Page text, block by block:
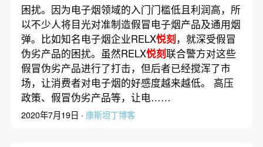
困扰。因为电子烟领域的入门门槛低且利润高，所
以不少人将目光对准制造假冒电子烟产品及通用烟
弹。比如知名电子烟企业RELX悦刻，就深受假冒
伪劣产品的困扰。虽然RELX悦刻联合警方对这些
假冒伪劣产品进行了打击，但后者已经搅浑了市
场，让消费者对电子烟的好感度越来越低。 高压
政策、假冒伪劣产品等，让电……
2020年7月19日 · 康斯坦丁博客